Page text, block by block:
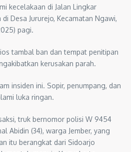
kecelakaan di Jalan Lingkar
Desa Jururejo, Kecamatan Ngawi,
pagi.
tambal ban dan tempat penitipan
kerusakan parah.
insiden ini. Sopir, penumpang, dan
luka ringan.
truk bernomor polisi W 9454
Abidin (34), warga Jember, yang
itu berangkat dari Sidoarjo